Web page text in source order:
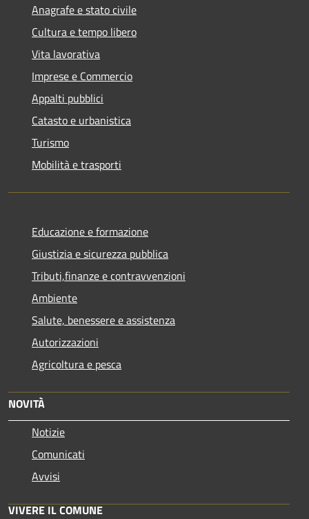
Anagrafe e stato civile
Cultura e tempo libero
Vita lavorativa
Imprese e Commercio
Appalti pubblici
Catasto e urbanistica
Turismo
Mobilità e trasporti
Educazione e formazione
Giustizia e sicurezza pubblica
Tributi,finanze e contravvenzioni
Ambiente
Salute, benessere e assistenza
Autorizzazioni
Agricoltura e pesca
NOVITÀ
Notizie
Comunicati
Avvisi
VIVERE IL COMUNE